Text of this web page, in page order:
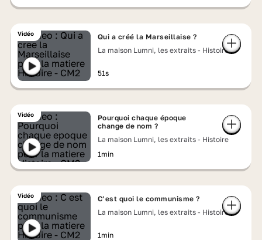
Vidéo
Qui a créé la Marseillaise ?
La maison Lumni, les extraits - Histoire
51s
Vidéo
Pourquoi chaque époque
change de nom ?
La maison Lumni, les extraits - Histoire
1min
Vidéo
C’est quoi le communisme ?
La maison Lumni, les extraits - Histoire
1min